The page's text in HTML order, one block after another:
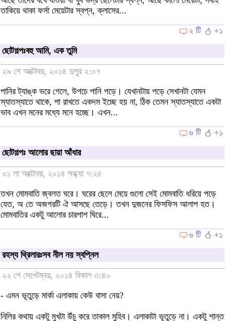
তাকিয়ে থাকা ফর্সা মেয়েটার স্বপ্ন, ক্লাসের...
২ টি
+১
ছোটগল্পঃবহু আমি, এক তুমি
২৯ শে অক্টোবর, ২০১৪ দুপুর ২:০৭
পানির ট্যাঙ্ক ভরে গেলে, উপচে পানি পড়ে। যেখানটায় পড়ে সেখানটা যেমন
স্যাতস্যাতে থাকে, পা রাখতে একদম ইচ্ছে হয় না, ঠিক তেমন স্যাতস্যাতে একটা
ভাব এখন মনের মধ্যে মনে হচ্ছে। এখন...
৬ টি
+১
ছোটগল্পঃ আলোর ছায়া আঁধার
০১ লা অক্টোবর, ২০১৪ সন্ধ্যা ৭:২৫
তখন মোমবাতি জ্বলত ঘরে। ঘরের ছেলে মেয়ে গুলো সেই মোমবাতি ধরিয়ে পড়ে
যেত, অ তে অজগরটি ঐ আসছে তেড়ে। তখন দুজনের ফিসফিস আলাপ হত।
মোমবাতির একটু আলোর চারপাশ ঘিরে...
৬ টি
+১
রহস্য থ্রিলারঃসব নীল নয় স্বপ্নিল
২২ শে সেপ্টেম্বর, ২০১৪ বিকাল ৩:৪০
- এমন ভূতুড়ে মার্কা এলাকায় কেউ বাসা নেয়?
নিলির কথায় একটু মুখটা উঁচু করে তাকাল মুহিব। এলাকাটা ভূতুড়ে না। একটু শান্ত